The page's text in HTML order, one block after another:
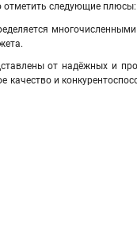
отметить следующие плюсы:
от надёжных и
качество и